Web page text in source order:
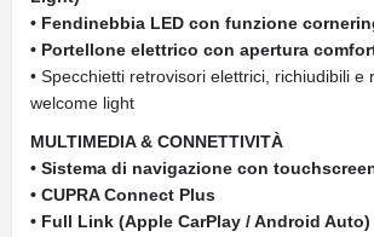
• Fendinebbia LED con funzione
• Portellone elettrico con apertura
• Specchietti retrovisori elettrici, richiudibili e
welcome light
MULTIMEDIA & CONNETTIVITÀ
• Sistema di navigazione con
• CUPRA Connect Plus
• Full Link (Apple CarPlay / Android Auto)